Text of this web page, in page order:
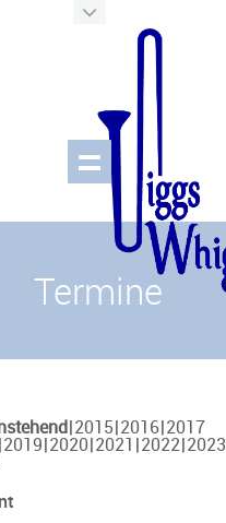
Termine
2015 2016 2017
2019 2020 2021 2022 2023